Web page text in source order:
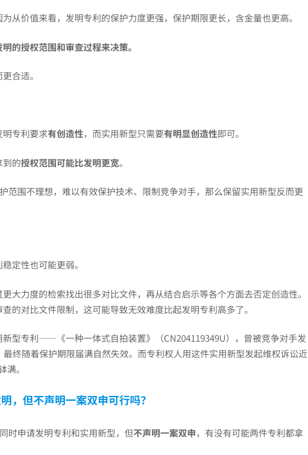
从价值来看，发明专利的保护力度更强，保护期限更长，含金量也更高。
的授权范围和审查过程来决策。
合适。
专利要求有创造性，而实用新型只需要有明显创造性即可。
的授权范围可能比发明更宽。
范围不理想，难以有效保护技术、限制竞争对手，那么保留实用新型反而更
定性也可能更弱。
大力度的检索找出很多对比文件，再从结合启示等各个方面去否定创造性。
的对比文件限制，这可能导致无效难度比起发明专利高多了。
型专利——《一种一体式自拍装置》（CN204119349U），曾被竞争对手发
终随着保护期限届满自然失效。而专利权人用这件实用新型发起维权诉讼近
满。
，但不声明一案双申可行吗？
时申请发明专利和实用新型，但不声明一案双申，有没有可能两件专利都拿